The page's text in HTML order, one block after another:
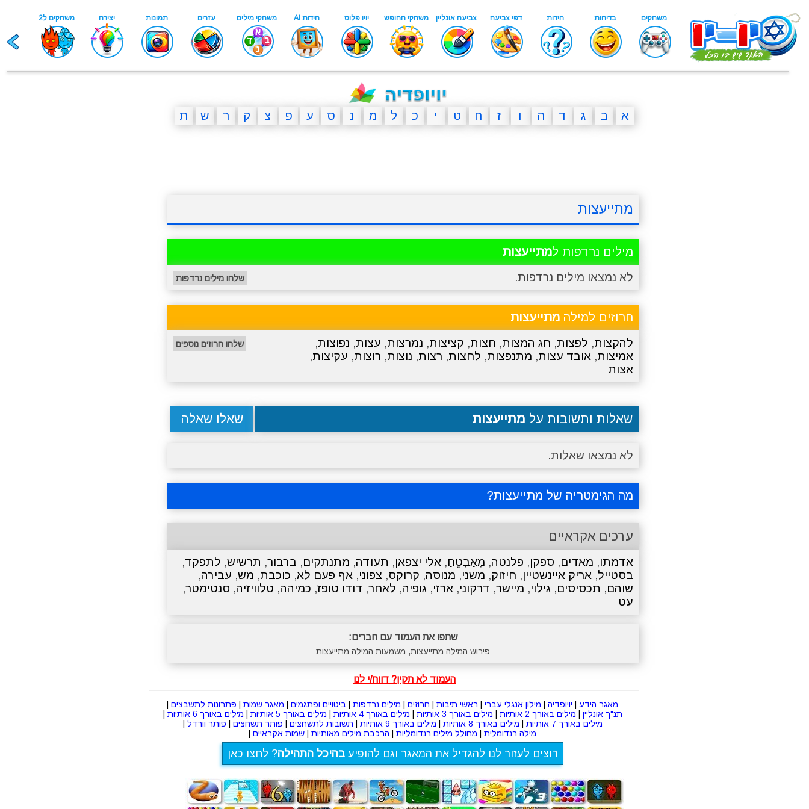
א ב ג ד ה ו ז ח ט י כ ל מ נ ס ע פ צ ק ר ש ת
מתייעצות
מילים נרדפות למתייעצות
לא נמצאו מילים נרדפות. שלחו מילים נרדפות
חרוזים למילה מתייעצות
להקצות, לפצות, חג המצות, חצות, קציצות, נמרצות, עצות, נפוצות,
אמיצות, אובד עצות, מתנפצות, לחצות, רצות, נוצות, רוצות, עקיצות,
אצות
שלחו חרוזים נוספים
שאלות ותשובות על מתייעצות שאלו שאלה
לא נמצאו שאלות.
מה הגימטריה של מתייעצות?
ערכים אקראיים
אדמתו, מאדים, ספקן, פלנטה, מְאַבְטֵחַ, אלי יצפאן, תעודה, מתנתקים, ברבור, תרשיש, לתפקד,
בסטייל, אריק איינשטיין, חיזוק, משני, מנוסה, קרוקס, צפוני, אף פעם לא, כוכבת, מש, עבירה,
שוהם, תכסיסים, גילוי, מיישר, דרקוני, ארזי, גופיה, לאחר, דודו טופז, כמיהה, טלוויזיה, סנטימטר,
עט
שתפו את העמוד עם חברים:
פירוש המילה מתייעצות, משמעות המילה מתייעצות
העמוד לא תקין? דווח/י לנו
מאגר הידע יויופדיה מילון אנגלי עברי ראשי תיבות חרוזים מילים נרדפות ביטויים ופתגמים מאגר שמות פתרונות לתשבצים
תנ"ך אונליין
מילים באורך 2 אותיות מילים באורך 3 אותיות מילים באורך 4 אותיות מילים באורך 5 אותיות מילים באורך 6 אותיות
מילים באורך 7 אותיות
מילים באורך 8 אותיות מילים באורך 9 אותיות תשובות לתשחצים פותר תשחצים פותר וורדל
מילה רנדומלית
מחולל מילים רנדומליות הרכבת מילים מאותיות שמות אקראיים
רוצים לעזור לנו להגדיל את המאגר וגם להופיעבהיכל התהילה? לחצו כאן